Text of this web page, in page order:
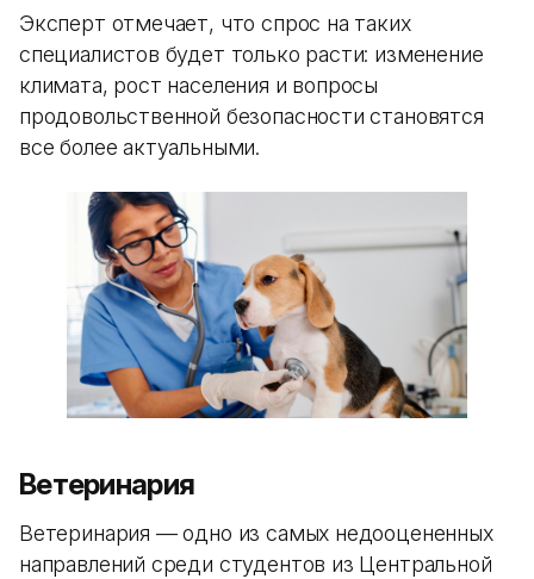
Эксперт отмечает, что спрос на таких
специалистов будет только расти: изменение
климата, рост населения и вопросы
продовольственной безопасности становятся
все более актуальными.
Ветеринария
Ветеринария — одно из самых недооцененных
направлений среди студентов из Центральной